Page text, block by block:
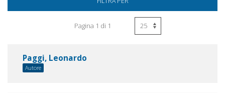
Pagina 1 di 1
Paggi, Leonardo
Autore